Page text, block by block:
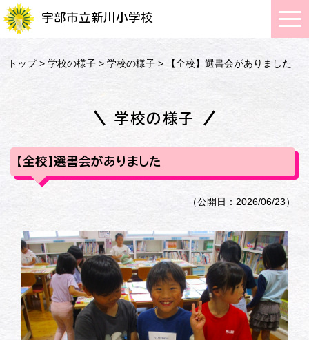
宇部市立新川小学校
トップ>学校の様子 >学校の様子 > 【全校】選書会がありました
学校の様子
【全校】選書会がありました
（公開日：2026/06/23）